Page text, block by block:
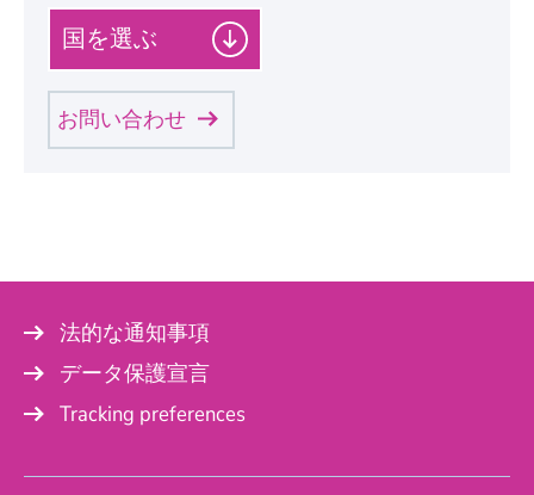
カ
テ
ゴ
リ
ー
を
く
さ
い
。
お問い合わせ
Name*
法的な通知事項
データ保護宣言
Tracking preferences